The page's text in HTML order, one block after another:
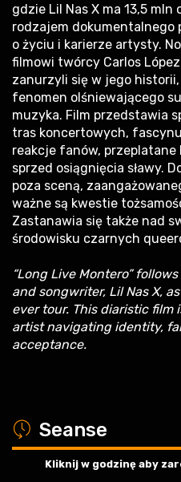
gdzie Lil Nas X ma 13,5
rodzajem dokumentalnego
o życiu i karierze artysty.
filmowi twórcy Carlos
zanurzyli się w jego
fenomen olśniewającego
muzyka. Film przedstawia
tras koncertowych,
reakcje fanów,
sprzed osiągnięcia sławy.
poza sceną,
ważne są kwestie
Zastanawia się także nad
środowisku czarnych
“Long Live Montero”
and songwriter, Lil Nas X,
ever tour. This diaristic film
artist navigating identity,
acceptance.
a Seanse
Kliknij w godzinę aby